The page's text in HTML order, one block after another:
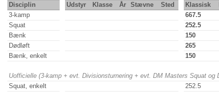
Disciplin Udstyr Klasse År Stævne Sted Klassisk
3-kamp
667.5
Squat
252.5
Bænk
150
Dødløft
265
Bænk, enkelt
150
Uofficielle (3-kamp + evt. Divisionsturnering + evt. DM Masters Squat
Squat, enkelt
252.5